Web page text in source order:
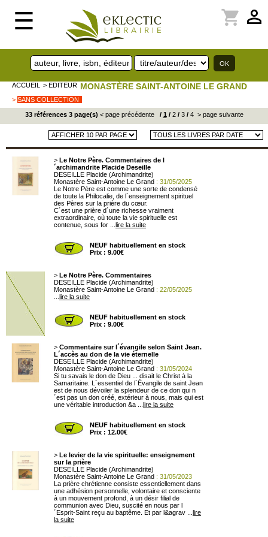
☰ perm_identity
shopping_cart
ACCUEIL > EDITEUR MONASTÈRE SAINT-ANTOINE LE GRAND
> SANS COLLECTION
33 références 3 page(s) < page précédente/ 1 /2/3/4 > page suivante
> Le Notre Père. Commentaires de l
´archimandrite Placide Deseille
DESEILLE Placide (Archimandrite)
Monastère Saint-Antoine Le Grand : 31/05/2025
Le Notre Père est comme une sorte de condensé
de toute la Philocalie, de l´enseignement spirituel
des Pères sur la prière du cœur.
C´est une prière d´une richesse vraiment
extraordinaire, où toute la vie spirituelle est
contenue, sous for ... lire la suite
NEUF habituellement en stock
Prix : 9.00€
> Le Notre Père. Commentaires
DESEILLE Placide (Archimandrite)
Monastère Saint-Antoine Le Grand : 22/05/2025
lire la suite
NEUF habituellement en stock
Prix : 9.00€
> Commentaire sur l´évangile selon Saint Jean.
L´accès au don de la vie éternelle
DESEILLE Placide (Archimandrite)
Monastère Saint-Antoine Le Grand : 31/05/2024
Si tu savais le don de Dieu ... disait le Christ à la
Samaritaine. L´essentiel de l´Évangile de saint Jean
est de nous dévoiler la splendeur de ce don qui n
´est pas un don créé, extérieur à nous, mais qui est
une véritable introduction &a ... lire la suite
NEUF habituellement en stock
Prix : 12.00€
> Le levier de la vie spirituelle: enseignement
sur la prière
DESEILLE Placide (Archimandrite)
Monastère Saint-Antoine Le Grand : 31/05/2023
La prière chrétienne consiste essentiellement dans
une adhésion personnelle, volontaire et consciente
à un mouvement profond, à un désir filial de
communion avec Dieu, suscité en nous par l
´Esprit-Saint reçu au baptême. Et par l&agrav ... lire
la suite